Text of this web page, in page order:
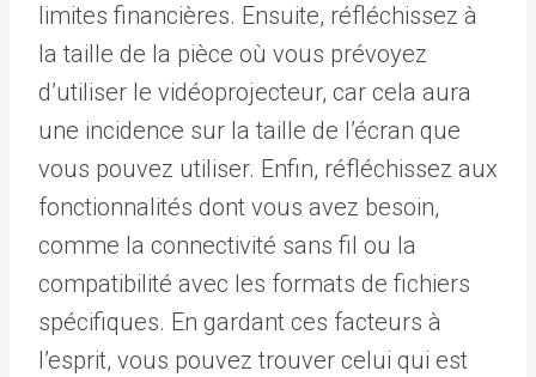
limites financières. Ensuite, réfléchissez à
la taille de la pièce où vous prévoyez
d’utiliser le vidéoprojecteur, car cela aura
une incidence sur la taille de l’écran que
vous pouvez utiliser. Enfin, réfléchissez aux
fonctionnalités dont vous avez besoin,
comme la connectivité sans fil ou la
compatibilité avec les formats de fichiers
spécifiques. En gardant ces facteurs à
l’esprit, vous pouvez trouver celui qui est